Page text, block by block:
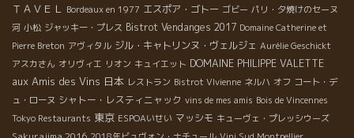
ＴＡＶＥＬ Bordeaux en 1977 エスポア・ゴトー ゴビー パリ・夕焼けのセーヌ
河 小松 ジャッキー・プレス Bistrot Vendanges 2017 Domaine Catherine et
Pierre Breton アヴィタル ジル・キャトリンヌ・ヴェルジェ Aurélie Geschickt
アスカさん オリヴィエ リオン キュイエット DOMAINE PHILIPPE VALETTE
aux Amis des Vins 日本 レストラン Bistrot VIvienne ネルハ オフ コート・デ
ュ・ローヌ シャトー・レスティニャック vins de mes amis Bois de Vincennes
Tokyo Restaurants 東京 ESPOAいせい マッシモ キューヴェ・プレッシウーズ